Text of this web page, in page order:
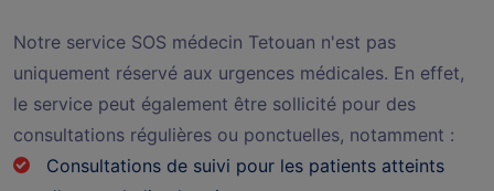
Notre service SOS médecin Tetouan n'est pas
uniquement réservé aux urgences médicales. En effet,
le service peut également être sollicité pour des
consultations régulières ou ponctuelles, notamment :
Consultations de suivi pour les patients atteints